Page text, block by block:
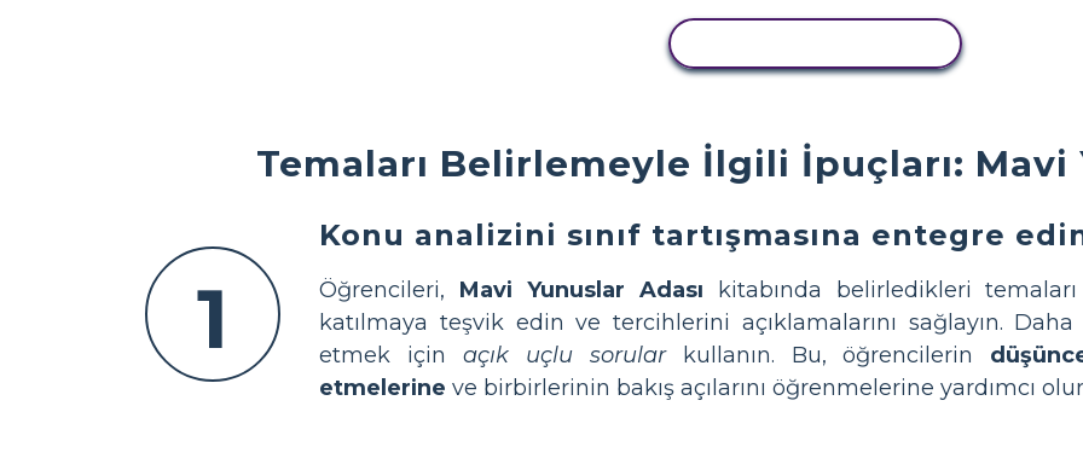
Temaları Belirlemeyle İlgili İpuçları: Mavi
1
Konu analizini sınıf tartışmasına entegre
Öğrencileri, Mavi Yunuslar Adası kitabında belirledikleri
katılmaya teşvik edin ve tercihlerini açıklamalarını sağlayın.
etmek için açık uçlu sorularkullanın. Bu, öğrencilerin
etmelerine ve birbirlerinin bakış açılarını öğrenmelerine yardımcı